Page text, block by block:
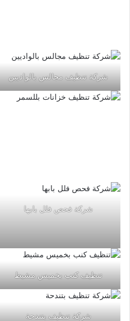
شركة تنظيف مجالس بالواديين
شركة فحص فلل بابها
تنظيف كنب بخميس مشيط
شركة تنظيف بتندحة